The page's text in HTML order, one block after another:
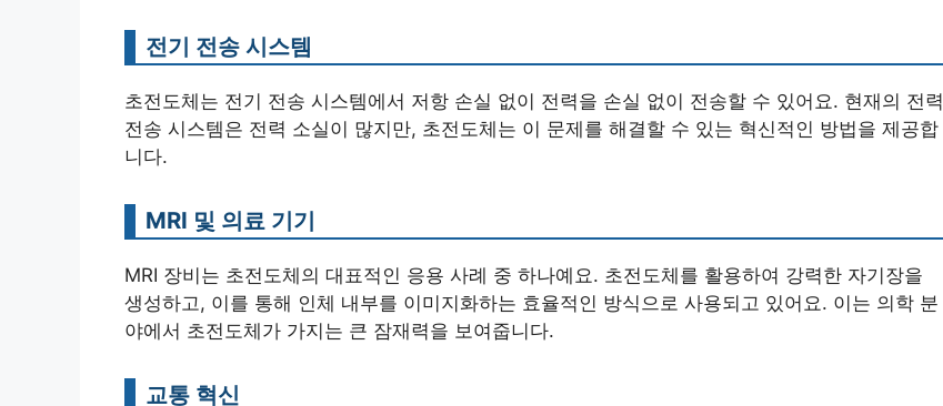
전기 전송 시스템
초전도체는 전기 전송 시스템에서 저항 손실 없이 전력을 손실 없이 전송할 수 있어요. 현재의 전력
전송 시스템은 전력 소실이 많지만, 초전도체는 이 문제를 해결할 수 있는 혁신적인 방법을 제공합
니다.
MRI 및 의료 기기
MRI 장비는 초전도체의 대표적인 응용 사례 중 하나예요. 초전도체를 활용하여 강력한 자기장을
생성하고, 이를 통해 인체 내부를 이미지화하는 효율적인 방식으로 사용되고 있어요. 이는 의학 분
야에서 초전도체가 가지는 큰 잠재력을 보여줍니다.
교통 혁신